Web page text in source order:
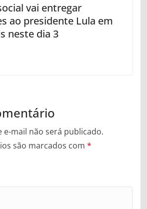
vai entregar
ao presidente Lula em
neste dia 3
e-mail não será publicado.
são marcados com *